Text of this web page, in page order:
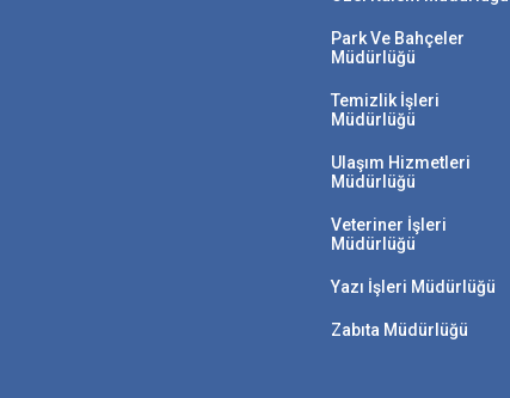
Park Ve Bahçeler
Müdürlüğü
Temizlik İşleri
Müdürlüğü
Ulaşım Hizmetleri
Müdürlüğü
Veteriner İşleri
Müdürlüğü
Yazı İşleri Müdürlüğü
Zabıta Müdürlüğü